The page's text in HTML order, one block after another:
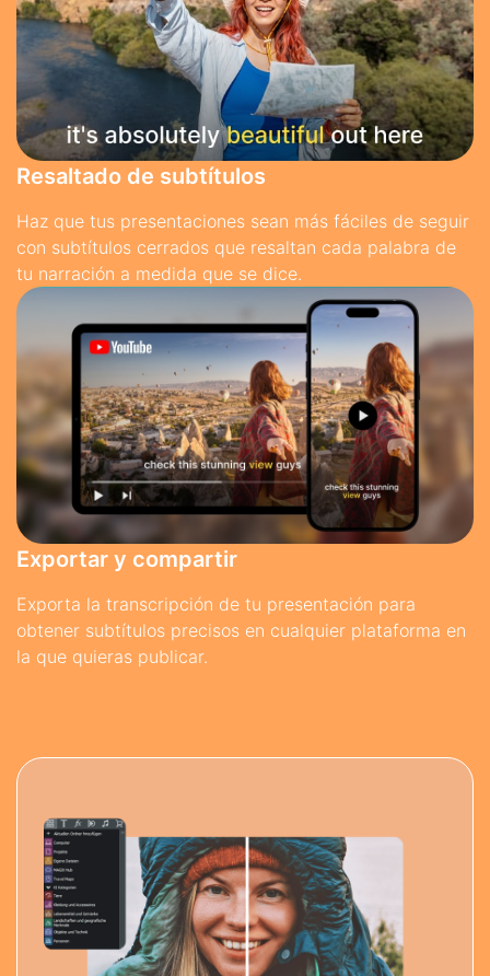
Resaltado de subtítulos
Haz que tus presentaciones sean más fáciles de seguir
con subtítulos cerrados que resaltan cada palabra de
tu narración a medida que se dice.
Exportar y compartir
Exporta la transcripción de tu presentación para
obtener subtítulos precisos en cualquier plataforma en
la que quieras publicar.